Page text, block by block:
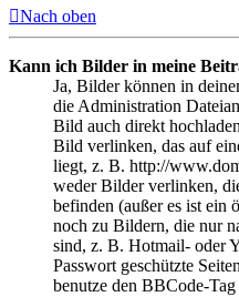
Nach oben
Kann ich Bilder in meine
Ja, Bilder können in
die Administration
Bild auch direkt
Bild verlinken, das auf
liegt, z. B. http://
weder Bilder verlinken,
befinden (außer es ist ein
noch zu Bildern, die nur
sind, z. B. Hotmail- oder
Passwort geschützte
benutze den BBCode-